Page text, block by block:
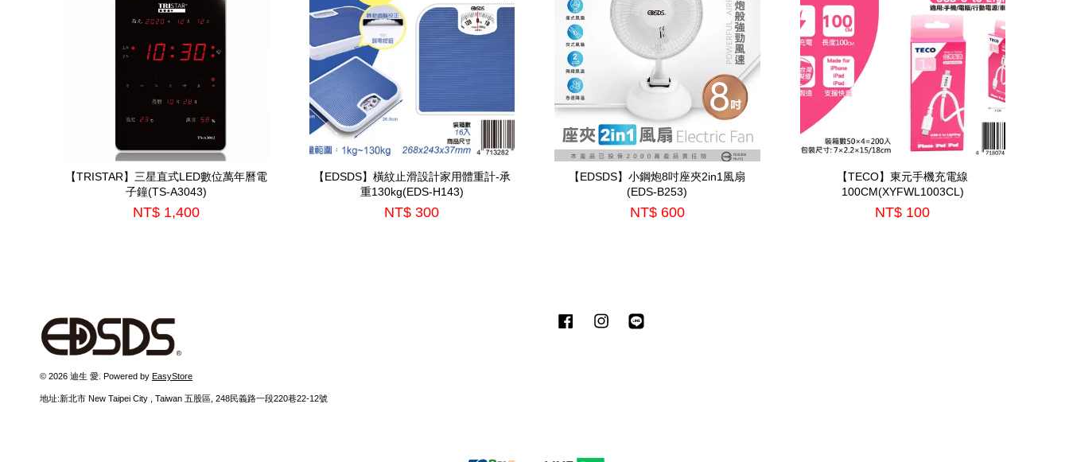
【TRISTAR】三星直式LED數位萬年曆電
子鐘(TS-A3043)
NT$ 1,400
【EDSDS】橫紋止滑設計家用體重計-承
重130kg(EDS-H143)
NT$ 300
【EDSDS】小鋼炮8吋座夾2in1風扇
(EDS-B253)
NT$ 600
【TECO】東元手機充電線
100CM(XYFWL1003CL)
NT$ 100
© 2026 迪生 愛. Powered by EasyStore
地址:新北市 New Taipei City , Taiwan 五股區, 248民義路一段220巷22-12號
Facebook Instagram